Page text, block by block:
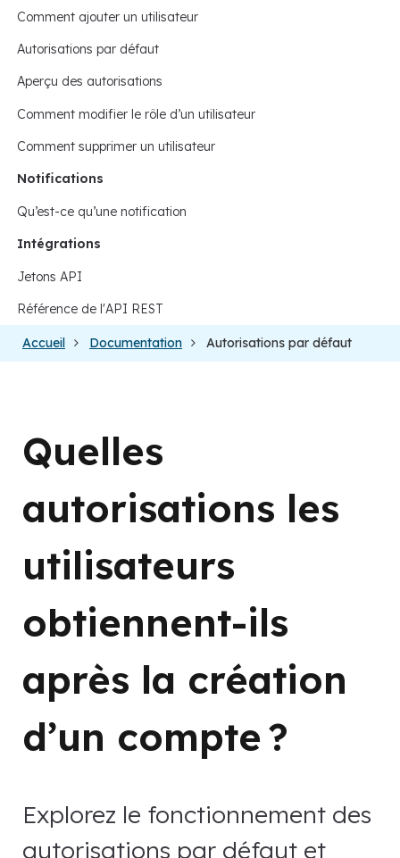
Comment ajouter un utilisateur
Autorisations par défaut
Aperçu des autorisations
Comment modifier le rôle d’un utilisateur
Comment supprimer un utilisateur
Notifications
Qu’est-ce qu’une notification
Intégrations
Jetons API
Référence de l'API REST
Accueil Documentation Autorisations par défaut
Quelles
autorisations les
utilisateurs
obtiennent-ils
après la création
d’un compte ?
Explorez le fonctionnement des
autorisations par défaut et